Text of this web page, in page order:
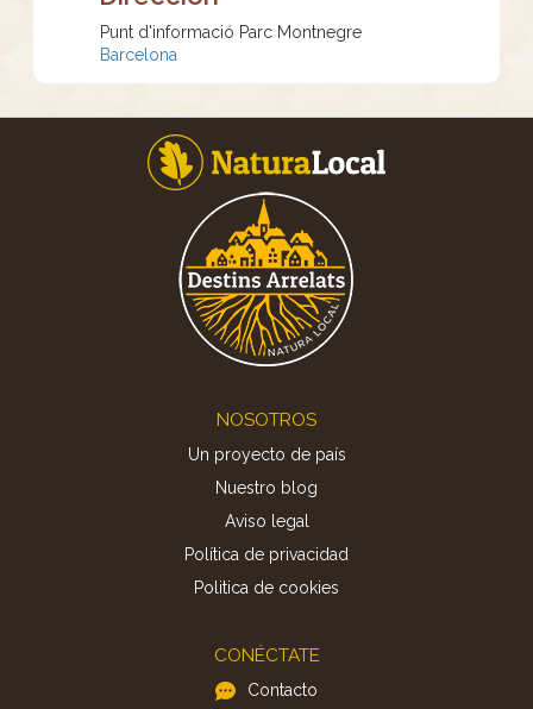
Punt d'informació Parc Montnegre
Barcelona
NOSOTROS
Un proyecto de país
Nuestro blog
Aviso legal
Política de privacidad
Politica de cookies
CONÉCTATE
Contacto